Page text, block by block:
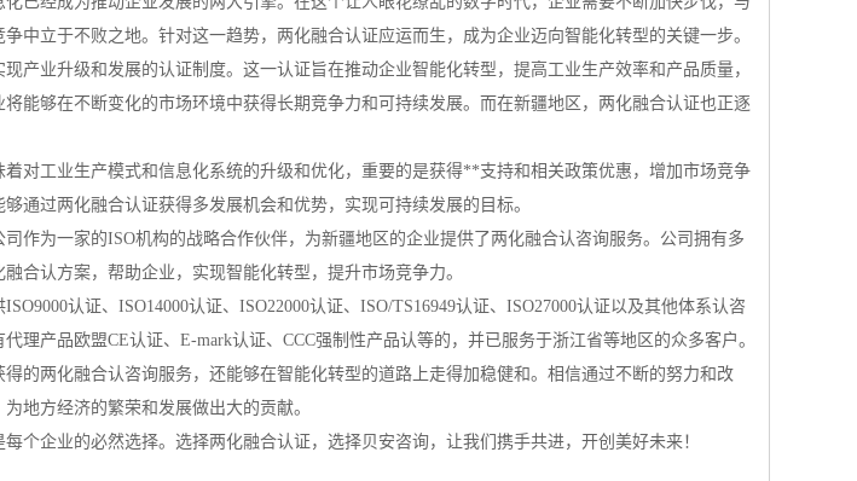
中立于不败之地。针对这一趋势，两化融合认证应运而生，成为企业迈向智能化转型的关键一步。
产业升级和发展的认证制度。这一认证旨在推动企业智能化转型，提高工业生产效率和产品质量，
能够在不断变化的市场环境中获得长期竞争力和可持续发展。而在新疆地区，两化融合认证也正逐
对工业生产模式和信息化系统的升级和优化，重要的是获得**支持和相关政策优惠，增加市场竞争
通过两化融合认证获得多发展机会和优势，实现可持续发展的目标。
作为一家的ISO机构的战略合作伙伴，为新疆地区的企业提供了两化融合认咨询服务。公司拥有多
合认方案，帮助企业，实现智能化转型，提升市场竞争力。
认证、ISO14000认证、ISO22000认证、ISO/TS16949认证、ISO27000认证以及其他体系认咨
理产品欧盟CE认证、E-mark认证、CCC强制性产品认等的，并已服务于浙江省等地区的众多客户。
的两化融合认咨询服务，还能够在智能化转型的道路上走得加稳健和。相信通过不断的努力和改
地方经济的繁荣和发展做出大的贡献。
个企业的必然选择。选择两化融合认证，选择贝安咨询，让我们携手共进，开创美好未来！